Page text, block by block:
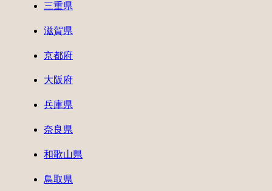
三重県
滋賀県
京都府
大阪府
兵庫県
奈良県
和歌山県
鳥取県